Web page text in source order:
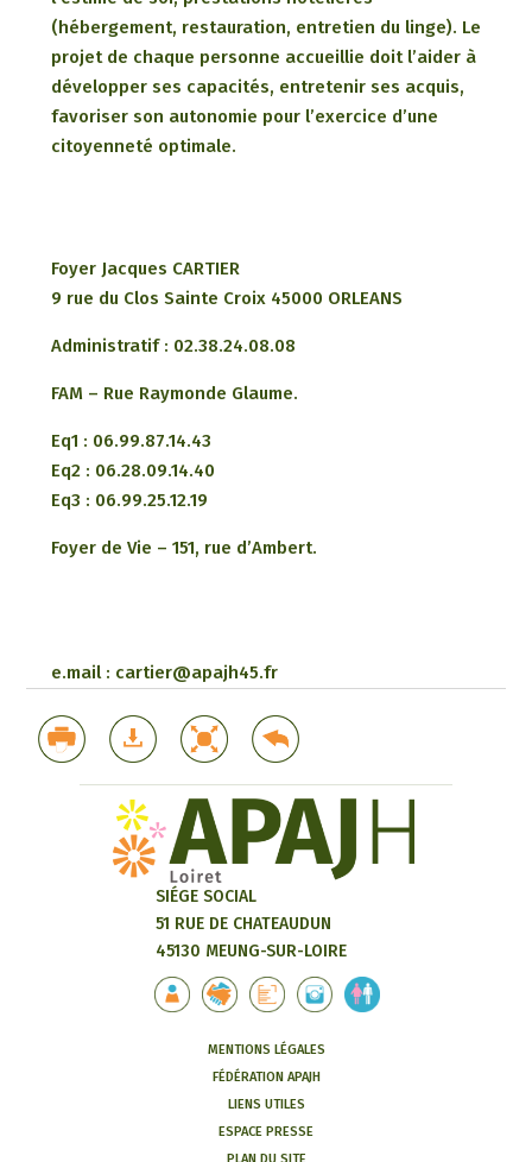
(hébergement, restauration, entretien du linge). Le
projet de chaque personne accueillie doit l’aider à
développer ses capacités, entretenir ses acquis,
favoriser son autonomie pour l’exercice d’une
citoyenneté optimale.
Foyer Jacques CARTIER
9 rue du Clos Sainte Croix 45000 ORLEANS
Administratif : 02.38.24.08.08
FAM – Rue Raymonde Glaume.
Eq1 : 06.99.87.14.43
Eq2 : 06.28.09.14.40
Eq3 : 06.99.25.12.19
Foyer de Vie – 151, rue d’Ambert.
e.mail : cartier@apajh45.fr
SIÉGE SOCIAL
51 RUE DE CHATEAUDUN
45130 MEUNG-SUR-LOIRE
MENTIONS LÉGALES
FÉDÉRATION APAJH
LIENS UTILES
ESPACE PRESSE